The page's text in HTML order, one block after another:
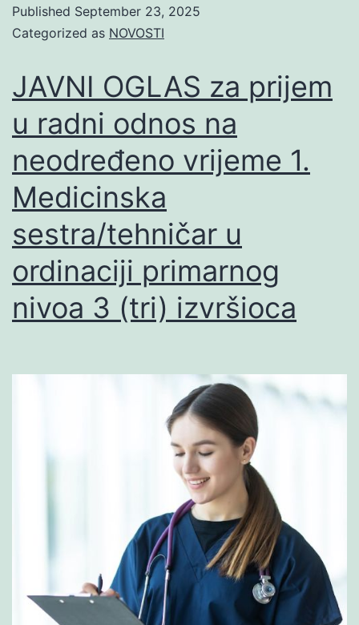
Published September 23, 2025
Categorized as NOVOSTI
JAVNI OGLAS za prijem
u radni odnos na
neodređeno vrijeme 1.
Medicinska
sestra/tehničar u
ordinaciji primarnog
nivoa 3 (tri) izvršioca